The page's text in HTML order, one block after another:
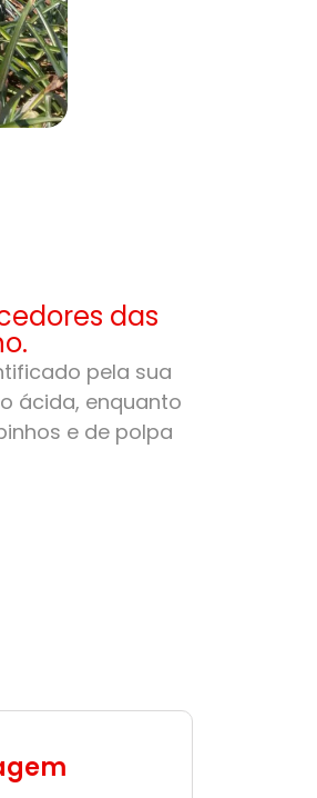
das
pela sua
ácida, enquanto
e de polpa